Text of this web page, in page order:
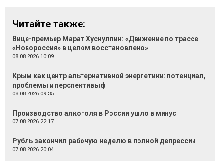
Читайте также:
Вице-премьер Марат Хуснуллин: «Движение по трассе
«Новороссия» в целом восстановлено»
08.08.2026 10:09
Крым как центр альтернативной энергетики: потенциал,
проблемы и перспективыф
08.08.2026 09:35
Производство алкоголя в России ушло в минус
07.08.2026 22:17
Рубль закончил рабочую неделю в полной депрессии
07.08.2026 20:04